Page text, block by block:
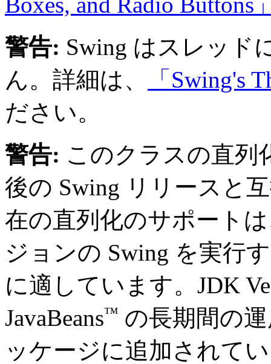
警告: Swing はスレッド
ん。詳細は、
「Swing's
ださい。
警告: このクラスの直列
後の Swing リリースと
在の直列化のサポート
ジョンの Swing を実行
に適しています。JDK
JavaBeans™ の長期間の
ッケージに追加されて